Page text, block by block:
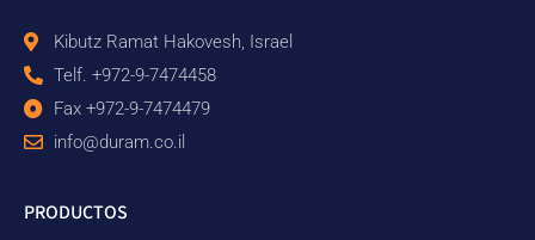
Kibutz Ramat Hakovesh, Israel
Telf. +972-9-7474458
Fax +972-9-7474479
info@duram.co.il
PRODUCTOS